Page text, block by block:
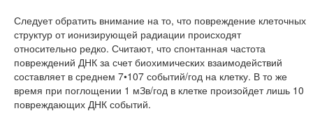
Следует обратить внимание на то, что повреждение клеточных
структур от ионизирующей радиации происходят
относительно редко. Считают, что спонтанная частота
повреждений ДНК за счет биохимических взаимодействий
составляет в среднем 7•107 событий/год на клетку. В то же
время при поглощении 1 мЗв/год в клетке произойдет лишь 10
повреждающих ДНК событий.